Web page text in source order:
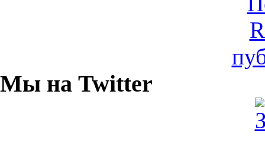
Мы на Twitter